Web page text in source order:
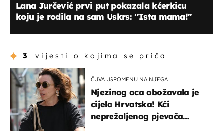
Lana Jurčević prvi put pokazala kćerkicu
koju je rodila na sam Uskrs: ''Ista mama!''
3 vijesti o kojima se priča
ČUVA USPOMENU NA NJEGA
Njezinog oca obožavala je
cijela Hrvatska! Kći
neprežaljenog pjevača